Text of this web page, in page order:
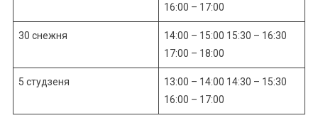
16:00 – 17:00
30 снежня
14:00 – 15:00 15:30 – 16:30
17:00 – 18:00
5 студзеня
13:00 – 14:00 14:30 – 15:30
16:00 – 17:00